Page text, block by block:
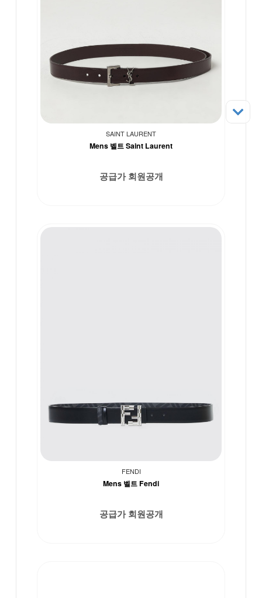
SAINT LAURENT
Mens 벨트 Saint Laurent
공급가 회원공개
FENDI
Mens 벨트 Fendi
공급가 회원공개